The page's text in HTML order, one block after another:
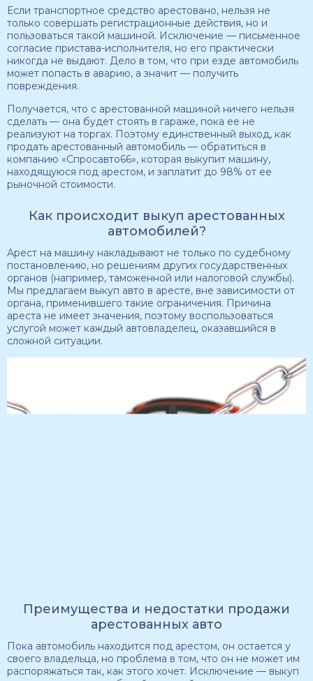
Если транспортное средство арестовано, нельзя не
только совершать регистрационные действия, но и
пользоваться такой машиной. Исключение — письменное
согласие пристава-исполнителя, но его практически
никогда не выдают. Дело в том, что при езде автомобиль
может попасть в аварию, а значит — получить
повреждения.
Получается, что с арестованной машиной ничего нельзя
сделать — она будет стоять в гараже, пока ее не
реализуют на торгах. Поэтому единственный выход, как
продать арестованный автомобиль — обратиться в
компанию «Спросавто66», которая выкупит машину,
находящуюся под арестом, и заплатит до 98% от ее
рыночной стоимости.
Как происходит выкуп арестованных
автомобилей?
Арест на машину накладывают не только по судебному
постановлению, но решениям других государственных
органов (например, таможенной или налоговой службы).
Мы предлагаем выкуп авто в аресте, вне зависимости от
органа, применившего такие ограничения. Причина
ареста не имеет значения, поэтому воспользоваться
услугой может каждый автовладелец, оказавшийся в
сложной ситуации.
Преимущества и недостатки продажи
арестованных авто
Пока автомобиль находится под арестом, он остается у
своего владельца, но проблема в том, что он не может им
распоряжаться так, как этого хочет. Исключение — выкуп